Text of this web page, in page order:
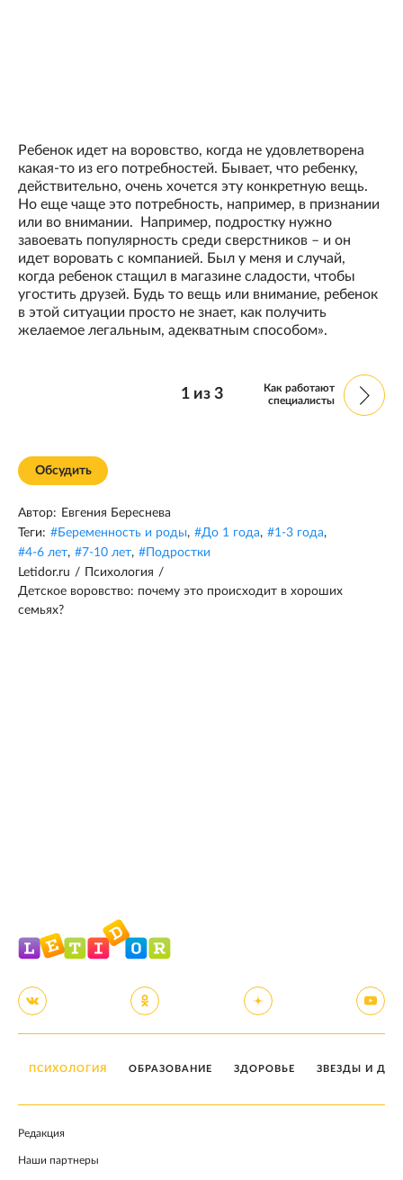
Ребенок идет на воровство, когда не удовлетворена
какая-то из его потребностей. Бывает, что ребенку,
действительно, очень хочется эту конкретную вещь.
Но еще чаще это потребность, например, в признании
или во внимании. Например, подростку нужно
завоевать популярность среди сверстников – и он
идет воровать с компанией. Был у меня и случай,
когда ребенок стащил в магазине сладости, чтобы
угостить друзей. Будь то вещь или внимание, ребенок
в этой ситуации просто не знает, как получить
желаемое легальным, адекватным способом».
1из 3
Как работают
специалисты
Обсудить
Автор: Евгения Береснева
Теги: #Беременность и роды, #До 1 года, #1-3 года,
#4-6 лет, #7-10 лет, # Подростки
Letidor.ru / Психология /
Детское воровство: почему это происходит в хороших
семьях?
ПСИХОЛОГИЯ ОБРАЗОВАНИЕ ЗДОРОВЬЕ ЗВЕЗДЫ И
Редакция
Наши партнеры